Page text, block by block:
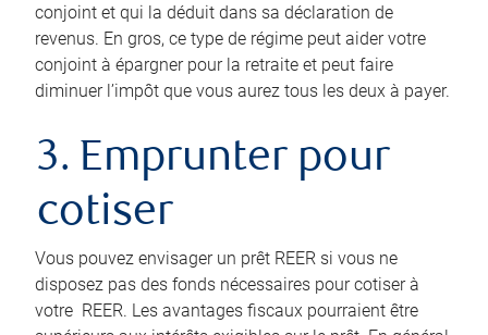
conjoint et qui la déduit dans sa déclaration de
revenus. En gros, ce type de régime peut aider votre
conjoint à épargner pour la retraite et peut faire
diminuer l’impôt que vous aurez tous les deux à payer.
3. Emprunter pour
cotiser
Vous pouvez envisager un prêt REER si vous ne
disposez pas des fonds nécessaires pour cotiser à
votre REER. Les avantages fiscaux pourraient être